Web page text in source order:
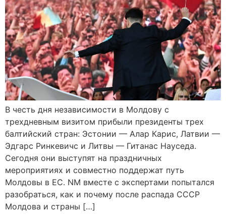
В честь дня независимости в Молдову с
трехдневным визитом прибыли президенты трех
балтийский стран: Эстонии — Алар Карис, Латвии —
Эдгарс Ринкевичс и Литвы — Гитанас Науседа.
Сегодня они выступят на праздничных
мероприятиях и совместно поддержат путь
Молдовы в ЕС. NM вместе с экспертами попытался
разобраться, как и почему после распада СССР
Молдова и страны […]